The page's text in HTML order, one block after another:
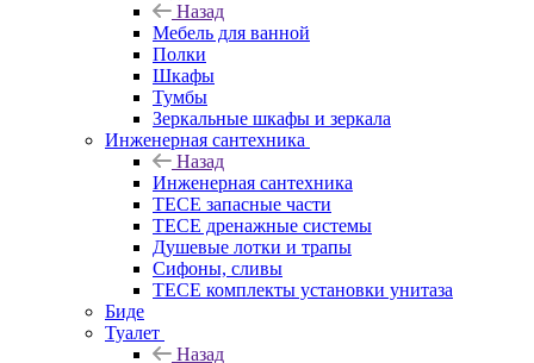
Назад
Мебель для ванной
Полки
Шкафы
Тумбы
Зеркальные шкафы и зеркала
Инженерная сантехника
Назад
Инженерная сантехника
TECE запасные части
TECE дренажные системы
Душевые лотки и трапы
Сифоны, сливы
TECE комплекты установки унитаза
Биде
Туалет
Назад